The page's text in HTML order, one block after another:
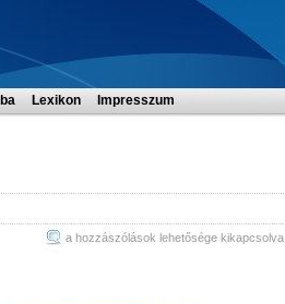
Lexikon Impresszum
Egy
a hozzászólások lehetősége kikapcsolva